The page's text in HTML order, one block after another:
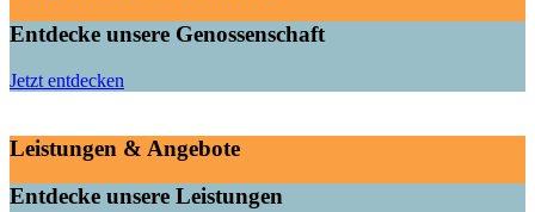
Entdecke unsere Genossenschaft
Jetzt entdecken
Leistungen & Angebote
Entdecke unsere Leistungen